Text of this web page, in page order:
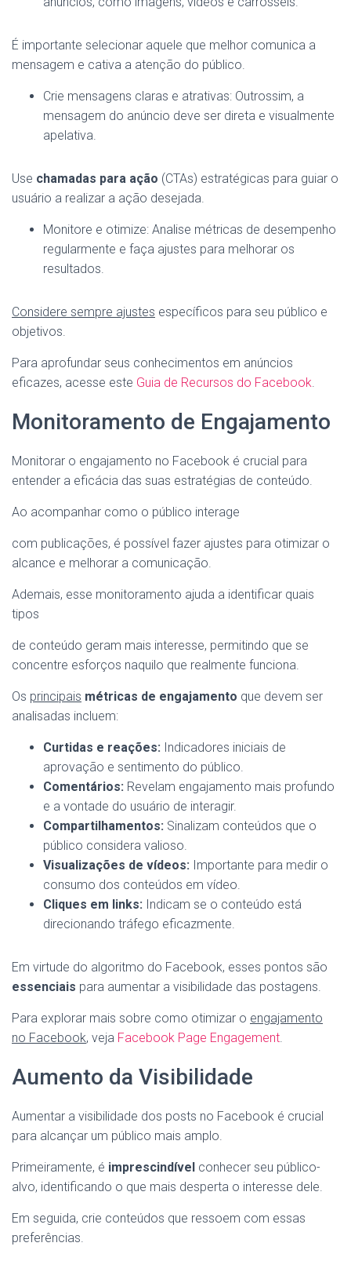
É importante selecionar aquele que melhor comunica a
mensagem e cativa a atenção do público.
Crie mensagens claras e atrativas: Outrossim, a
mensagem do anúncio deve ser direta e visualmente
apelativa.
Use chamadas para ação (CTAs) estratégicas para guiar o
usuário a realizar a ação desejada.
Monitore e otimize: Analise métricas de desempenho
regularmente e faça ajustes para melhorar os
resultados.
Considere sempre ajustes específicos para seu público e
objetivos.
Para aprofundar seus conhecimentos em anúncios
eficazes, acesse este Guia de Recursos do Facebook.
Monitoramento de Engajamento
Monitorar o engajamento no Facebook é crucial para
entender a eficácia das suas estratégias de conteúdo.
Ao acompanhar como o público interage
com publicações, é possível fazer ajustes para otimizar o
alcance e melhorar a comunicação.
Ademais, esse monitoramento ajuda a identificar quais
tipos
de conteúdo geram mais interesse, permitindo que se
concentre esforços naquilo que realmente funciona.
Os principais métricas de engajamento que devem ser
analisadas incluem:
Curtidas e reações: Indicadores iniciais de
aprovação e sentimento do público.
Comentários: Revelam engajamento mais profundo
e a vontade do usuário de interagir.
Compartilhamentos: Sinalizam conteúdos que o
público considera valioso.
Visualizações de vídeos: Importante para medir o
consumo dos conteúdos em vídeo.
Cliques em links: Indicam se o conteúdo está
direcionando tráfego eficazmente.
Em virtude do algoritmo do Facebook, esses pontos são
essenciais para aumentar a visibilidade das postagens.
Para explorar mais sobre como otimizar o engajamento
no Facebook, veja Facebook Page Engagement.
Aumento da Visibilidade
Aumentar a visibilidade dos posts no Facebook é crucial
para alcançar um público mais amplo.
Primeiramente, é imprescindível conhecer seu público-
alvo, identificando o que mais desperta o interesse dele.
Em seguida, crie conteúdos que ressoem com essas
preferências.